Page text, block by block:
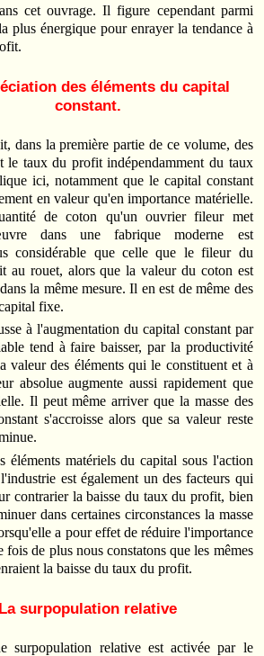
cet ouvrage. Il figure cependant parmi
plus énergique pour enrayer la tendance à
des éléments du capital
constant.
dans la première partie de ce volume, des
le taux du profit indépendamment du taux
ici, notamment que le capital constant
en valeur qu'en importance matérielle.
de coton qu'un ouvrier fileur met
dans une fabrique moderne est
considérable que celle que le fileur du
au rouet, alors que la valeur du coton est
la même mesure. Il en est de même des
fixe.
à l'augmentation du capital constant par
tend à faire baisser, par la productivité
valeur des éléments qui le constituent et à
absolue augmente aussi rapidement que
Il peut même arriver que la masse des
s'accroisse alors que sa valeur reste
éléments matériels du capital sous l'action
est également un des facteurs qui
contrarier la baisse du taux du profit, bien
dans certaines circonstances la masse
a pour effet de réduire l'importance
fois de plus nous constatons que les mêmes
la baisse du taux du profit.
La surpopulation relative
surpopulation relative est activée par le